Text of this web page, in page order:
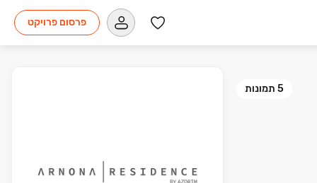
פרסום פרויקט
5 תמונות